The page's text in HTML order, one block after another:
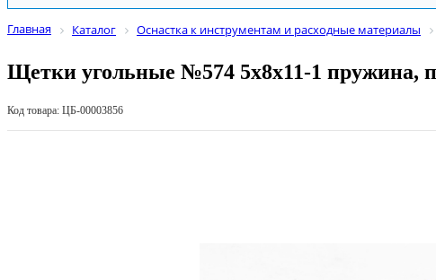
Главная Каталог Оснастка к инструментам и расходные материалы
Щетки угольные №574 5х8х11-1 пружина,
Код товара: ЦБ-00003856